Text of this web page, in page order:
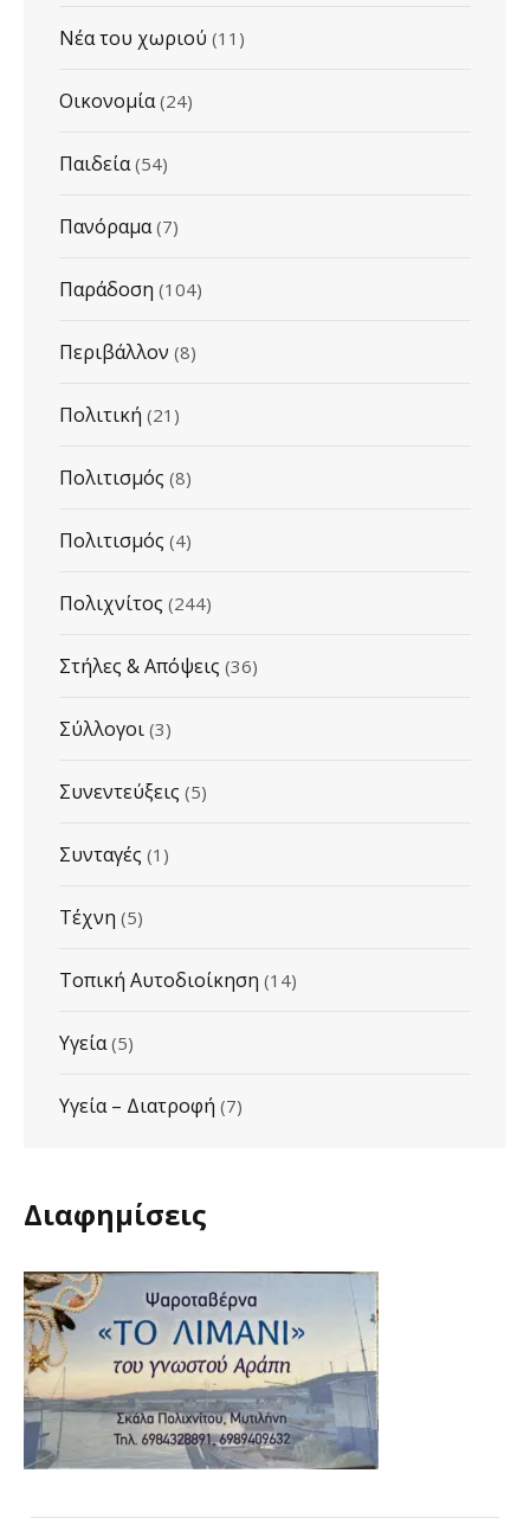
Νέα του χωριού (11)
Οικονομία (24)
Παιδεία (54)
Πανόραμα (7)
Παράδοση (104)
Περιβάλλον (8)
Πολιτική (21)
Πολιτισμός (8)
Πολιτισμός (4)
Πολιχνίτος (244)
Στήλες & Απόψεις (36)
Σύλλογοι (3)
Συνεντεύξεις (5)
Συνταγές (1)
Τέχνη (5)
Τοπική Αυτοδιοίκηση (14)
Υγεία (5)
Υγεία – Διατροφή (7)
Διαφημίσεις